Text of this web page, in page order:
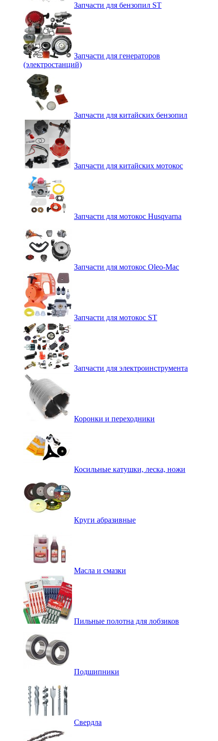
Запчасти для бензопил ST
Запчасти для генераторов
(электростанций)
Запчасти для китайских бензопил
Запчасти для китайских мотокос
Запчасти для мотокос Husqvarna
Запчасти для мотокос Oleo-Mac
Запчасти для мотокос ST
Запчасти для электроинструмента
Коронки и переходники
Косильные катушки, леска, ножи
Круги абразивные
Масла и смазки
Пильные полотна для лобзиков
Подшипники
Свердла